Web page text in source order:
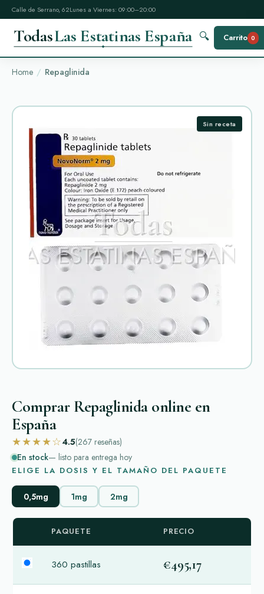
Calle de Serrano, 62Lunes a Viernes: 09:00–20:00
TodasLas Estatinas España 🔍 Carrito 0
Home Repaglinida
Sin receta
Comprar Repaglinida online en
España
★★★★☆4.5(267 reseñas)
En stock— listo para entrega hoy
ELIGE LA DOSIS Y EL TAMAÑO DEL PAQUETE
0,5mg 1mg 2mg
PAQUETE PRECIO
360 pastillas €495,17